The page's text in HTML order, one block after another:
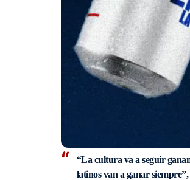
“La cultura va a seguir
latinos van a ganar siempre”,